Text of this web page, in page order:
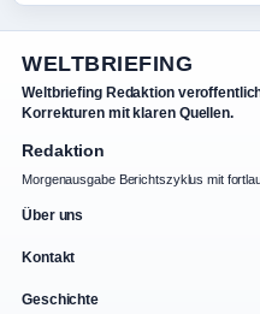
WELTBRIEFING
Weltbriefing Redaktion
Korrekturen mit klaren Quellen.
Redaktion
Morgenausgabe Berichtszyklus mit
Über uns
Kontakt
Geschichte